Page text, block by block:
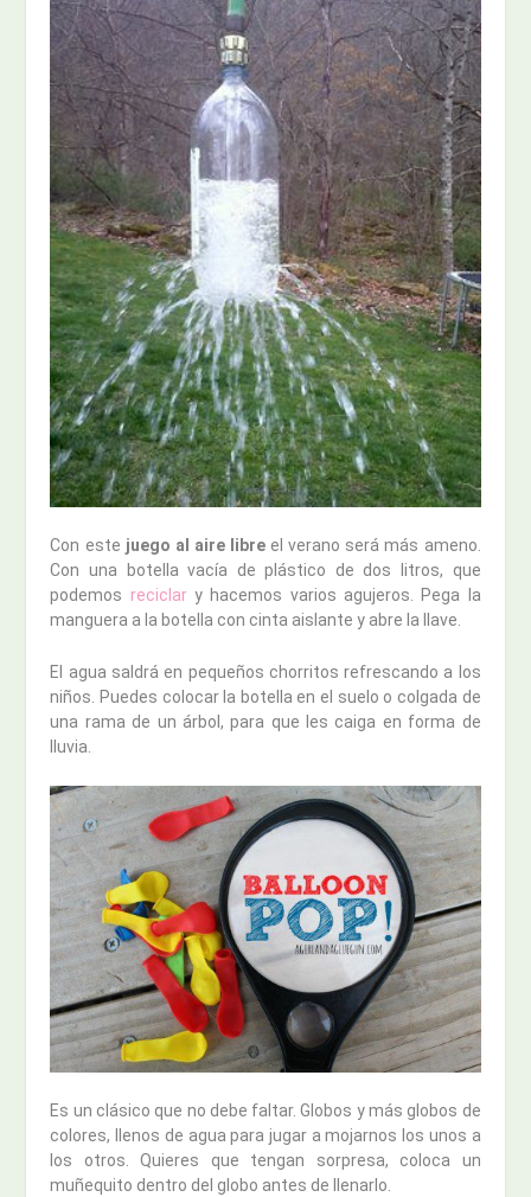
Con este juego al aire libre el verano será más ameno.
Con una botella vacía de plástico de dos litros, que
podemos reciclary hacemos varios agujeros. Pega la
manguera a la botella con cinta aislante y abre la llave.
El agua saldrá en pequeños chorritos refrescando a los
niños. Puedes colocar la botella en el suelo o colgada de
una rama de un árbol, para que les caiga en forma de
lluvia.
Es un clásico que no debe faltar. Globos y más globos de
colores, llenos de agua para jugar a mojarnos los unos a
los otros. Quieres que tengan sorpresa, coloca un
muñequito dentro del globo antes de llenarlo.